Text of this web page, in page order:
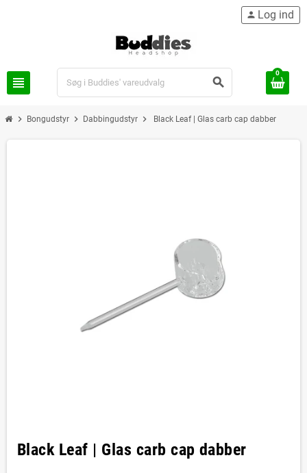
view_headline search
person Log ind
0
chevron_right Bongudstyr chevron_right Dabbingudstyr chevron_right Black Leaf | Glas carb cap dabber
Black Leaf | Glas carb cap dabber